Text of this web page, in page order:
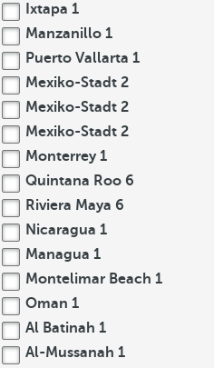
Ixtapa 1
Manzanillo 1
Puerto Vallarta 1
Mexiko-Stadt 2
Mexiko-Stadt 2
Mexiko-Stadt 2
Monterrey 1
Quintana Roo 6
Riviera Maya 6
Nicaragua 1
Managua 1
Montelimar Beach 1
Oman 1
Al Batinah 1
Al-Mussanah 1